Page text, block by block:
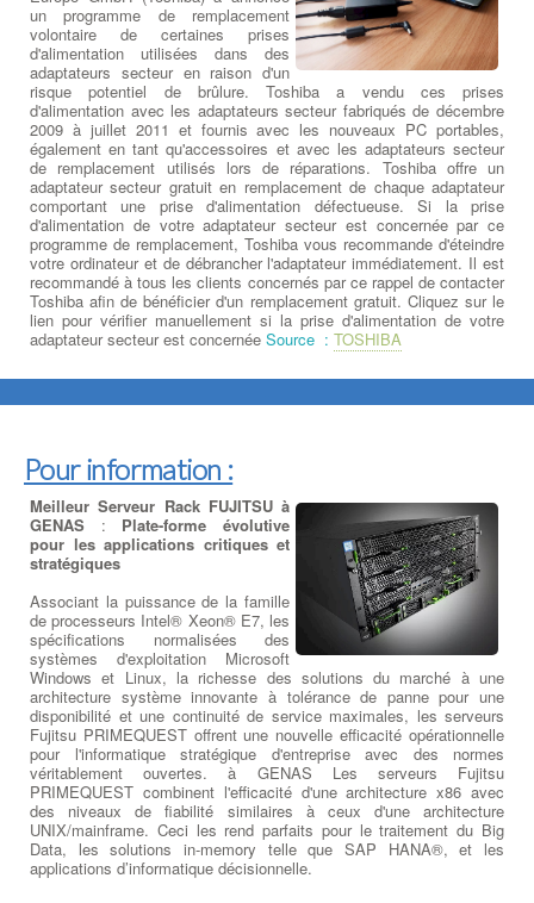
un programme de remplacement
volontaire de certaines prises
d'alimentation utilisées dans des
adaptateurs secteur en raison d'un
risque potentiel de brûlure. Toshiba a vendu ces prises
d'alimentation avec les adaptateurs secteur fabriqués de décembre
2009 à juillet 2011 et fournis avec les nouveaux PC portables,
également en tant qu'accessoires et avec les adaptateurs secteur
de remplacement utilisés lors de réparations. Toshiba offre un
adaptateur secteur gratuit en remplacement de chaque adaptateur
comportant une prise d'alimentation défectueuse. Si la prise
d'alimentation de votre adaptateur secteur est concernée par ce
programme de remplacement, Toshiba vous recommande d'éteindre
votre ordinateur et de débrancher l'adaptateur immédiatement. Il est
recommandé à tous les clients concernés par ce rappel de contacter
Toshiba afin de bénéficier d'un remplacement gratuit. Cliquez sur le
lien pour vérifier manuellement si la prise d'alimentation de votre
adaptateur secteur est concernée Source : TOSHIBA
Pour information :
Meilleur Serveur Rack FUJITSU à
GENAS : Plate-forme évolutive
pour les applications critiques et
stratégiques
Associant la puissance de la famille
de processeurs Intel® Xeon® E7, les
spécifications normalisées des
systèmes d'exploitation Microsoft
Windows et Linux, la richesse des solutions du marché à une
architecture système innovante à tolérance de panne pour une
disponibilité et une continuité de service maximales, les serveurs
Fujitsu PRIMEQUEST offrent une nouvelle efficacité opérationnelle
pour l'informatique stratégique d'entreprise avec des normes
véritablement ouvertes. à GENAS Les serveurs Fujitsu
PRIMEQUEST combinent l'efficacité d'une architecture x86 avec
des niveaux de fiabilité similaires à ceux d'une architecture
UNIX/mainframe. Ceci les rend parfaits pour le traitement du Big
Data, les solutions in-memory telle que SAP HANA®, et les
applications d’informatique décisionnelle.